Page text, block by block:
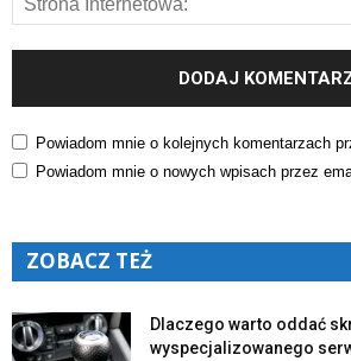
Powiadom mnie o kolejnych komentarzach
Powiadom mnie o nowych wpisach przez
ZOBACZ TEŻ
Dlaczego warto oddać
wyspecjalizowanego